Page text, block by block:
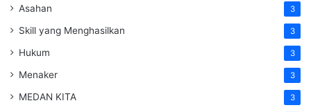
Asahan 3
Skill yang Menghasilkan 3
Hukum 3
Menaker 3
MEDAN KITA 3